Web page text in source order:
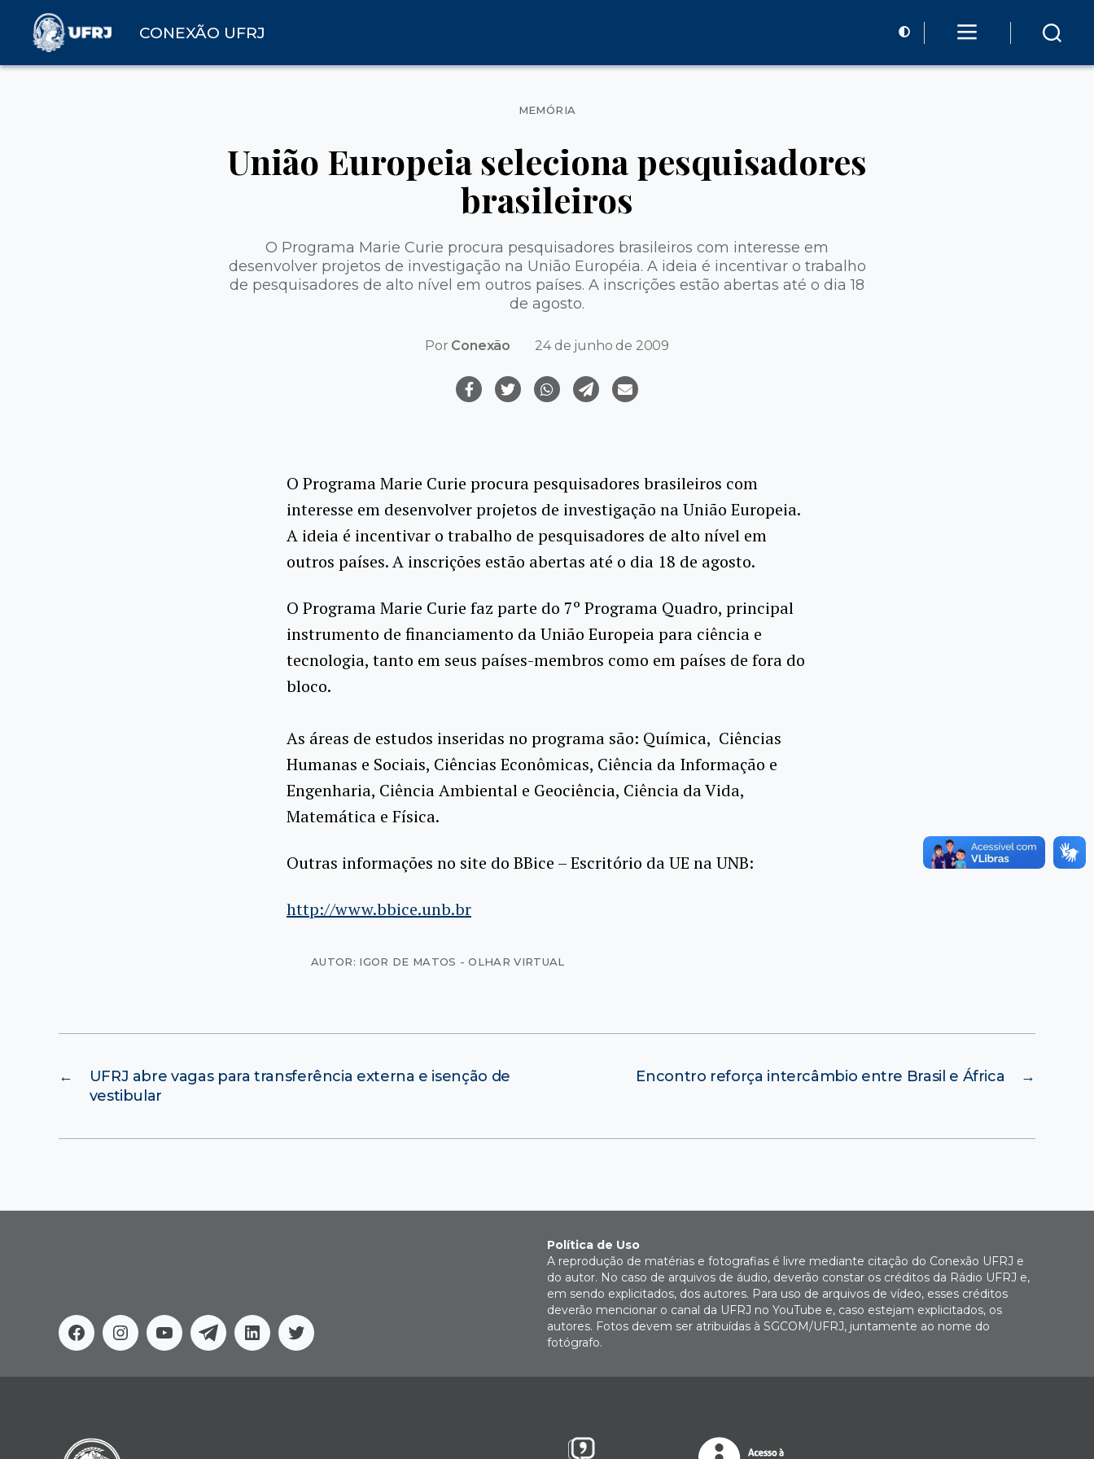
CONEXÃO UFRJ
Categorias
MEMÓRIA
União Europeia seleciona pesquisadores
brasileiros
O Programa Marie Curie procura pesquisadores brasileiros com interesse em
desenvolver projetos de investigação na União Européia. A ideia é incentivar o trabalho
de pesquisadores de alto nível em outros países. A inscrições estão abertas até o dia 18
de agosto.
Por Conexão 24 de junho de 2009
O Programa Marie Curie procura pesquisadores brasileiros com
interesse em desenvolver projetos de investigação na União Europeia.
A ideia é incentivar o trabalho de pesquisadores de alto nível em
outros países. A inscrições estão abertas até o dia 18 de agosto.
O Programa Marie Curie faz parte do 7º Programa Quadro, principal
instrumento de financiamento da União Europeia para ciência e
tecnologia, tanto em seus países-membros como em países de fora do
bloco.
As áreas de estudos inseridas no programa são: Química, Ciências
Humanas e Sociais, Ciências Econômicas, Ciência da Informação e
Engenharia, Ciência Ambiental e Geociência, Ciência da Vida,
Matemática e Física.
Outras informações no site do BBice – Escritório da UE na UNB:
http://www.bbice.unb.br
AUTOR: IGOR DE MATOS - OLHAR VIRTUAL
←
UFRJ abre vagas para transferência externa e isenção de
vestibular
→
Encontro reforça intercâmbio entre Brasil e África
FacebookInstagram
YoutubeTelegramLinkedinTwitter
Política de Uso
A reprodução de matérias e fotografias é livre mediante citação do Conexão UFRJ e
do autor. No caso de arquivos de áudio, deverão constar os créditos da Rádio UFRJ e,
em sendo explicitados, dos autores. Para uso de arquivos de vídeo, esses créditos
deverão mencionar o canal da UFRJ no YouTube e, caso estejam explicitados, os
autores. Fotos devem ser atribuídas à SGCOM/UFRJ, juntamente ao nome do
fotógrafo.